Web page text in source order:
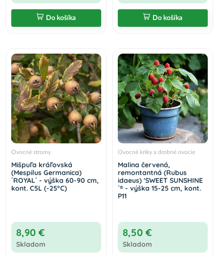
Do košíka Do košíka
Ovocné stromy
Mišpuľa kráľovská
(Mespilus Germanica)
´ROYAL´ - výška 60-90 cm,
kont. C5L (-25°C)
8,90 €
Skladom
Ovocné kríky a drobné ovocie
Malina červená,
remontantná (Rubus
idaeus) 'SWEET SUNSHINE
´® - výška 15-25 cm, kont.
P11
8,50 €
Skladom